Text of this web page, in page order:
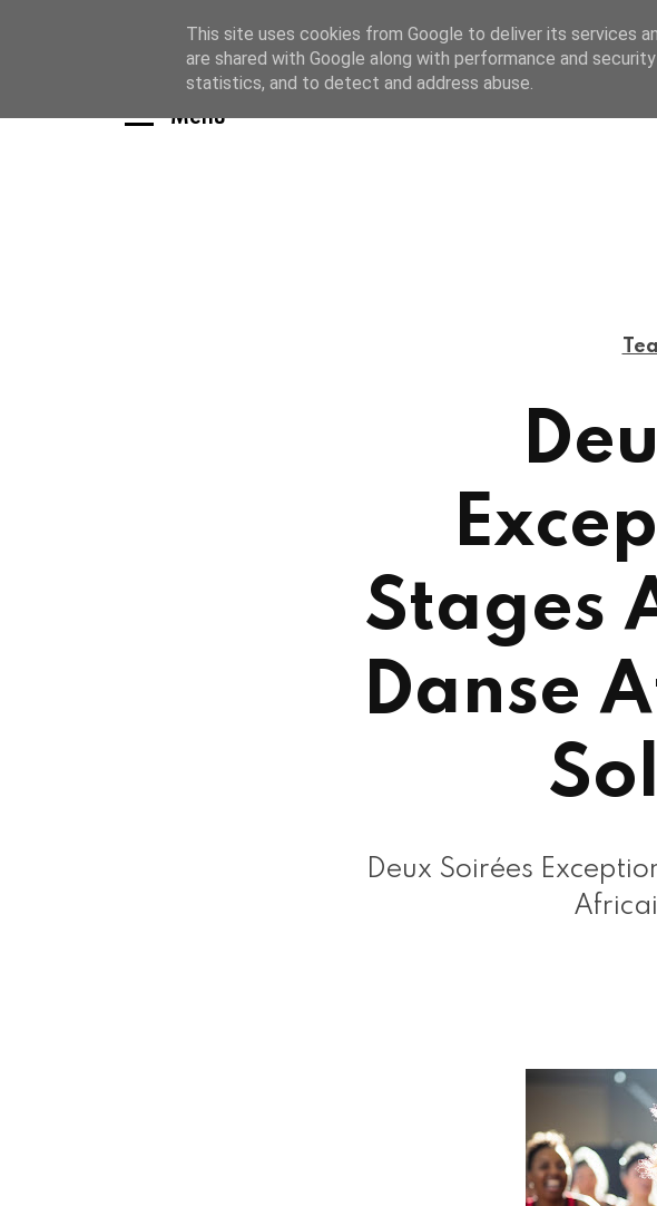
Menu
Stages
Danse
Deux Soirées
This site uses cookies from Google to deliver its services
are shared with Google along with performance and
statistics, and to detect and address abuse.